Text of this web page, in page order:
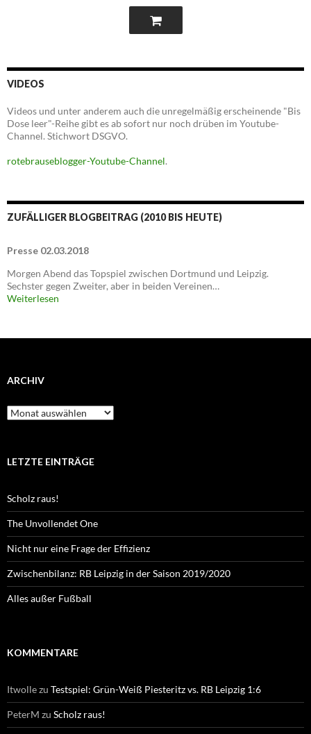
VIDEOS
Videos und unter anderem auch die unregelmäßig erscheinende "Bis
Dose leer"-Reihe gibt es ab sofort nur noch drüben im Youtube-
Channel. Stichwort DSGVO.
rotebrauseblogger-Youtube-Channel.
ZUFÄLLIGER BLOGBEITRAG (2010 BIS HEUTE)
Presse 02.03.2018
Morgen Abend das Topspiel zwischen Dortmund und Leipzig.
Sechster gegen Zweiter, aber in beiden Vereinen…
Weiterlesen
ARCHIV
Archiv
LETZTE EINTRÄGE
Scholz raus!
The Unvollendet One
Nicht nur eine Frage der Effizienz
Zwischenbilanz: RB Leipzig in der Saison 2019/2020
Alles außer Fußball
KOMMENTARE
Itwollezu Testspiel: Grün-Weiß Piesteritz vs. RB Leipzig 1:6
PeterM zu Scholz raus!